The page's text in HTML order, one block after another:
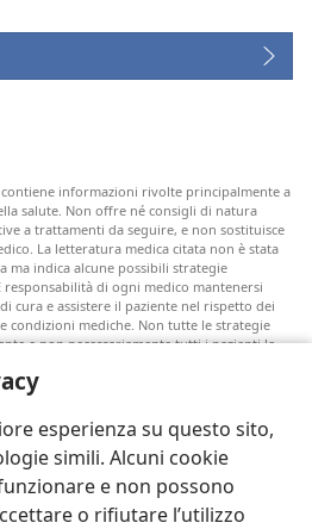
esperienza su questo sito,
simili. Alcuni cookie
e non possono
o rifiutare l’utilizzo
contiene informazioni rivolte principalmente a
salute. Non offre né consigli di natura
a trattamenti da seguire, e non sostituisce
La letteratura medica citata non è stata
ma indica alcune possibili strategie
di ogni medico mantenersi
cura e assistere il paziente nel rispetto dei
condizioni mediche. Non tutte le strategie
e non necessariamente tutti i pazienti le
al vostro medico o a un altro
Se ritenete di essere malati,
ne disciplinano l’utilizzo.